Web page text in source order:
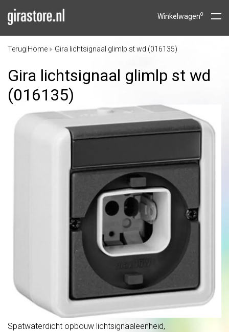
Winkelwagen0
Terug Home Gira lichtsignaal glimlp st wd (016135)
Gira lichtsignaal glimlp st wd
(016135)
Spatwaterdicht opbouw lichtsignaaleenheid,